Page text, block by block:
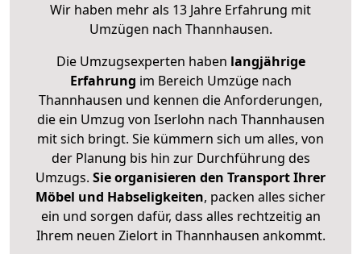
Wir haben mehr als 13 Jahre Erfahrung mit
Umzügen nach Thannhausen.
Die Umzugsexperten haben langjährige
Erfahrung im Bereich Umzüge nach
Thannhausen und kennen die Anforderungen,
die ein Umzug von Iserlohn nach Thannhausen
mit sich bringt. Sie kümmern sich um alles, von
der Planung bis hin zur Durchführung des
Umzugs. Sie organisieren den Transport Ihrer
Möbel und Habseligkeiten, packen alles sicher
ein und sorgen dafür, dass alles rechtzeitig an
Ihrem neuen Zielort in Thannhausen ankommt.